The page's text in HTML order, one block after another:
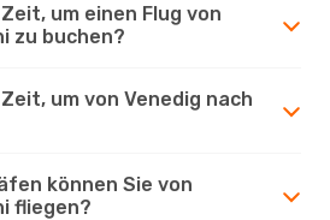
um einen Flug von
zu buchen?
um von Venedig nach
können Sie von
fliegen?